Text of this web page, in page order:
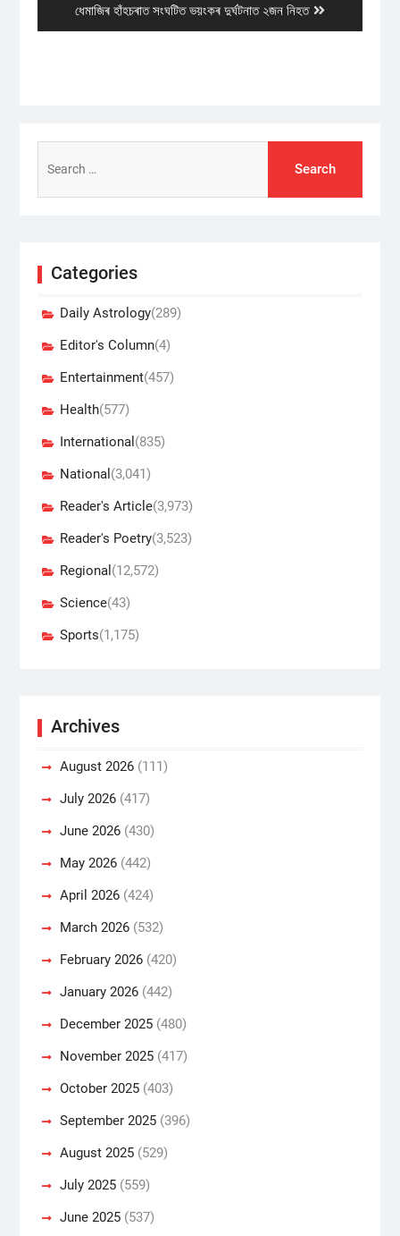
Next
post:
ধেমাজিৰ হাঁহচৰাত সংঘটিত ভয়ংকৰ দুৰ্ঘটনাত ২জন নিহত
for:
Categories
Daily Astrology(289)
Editor's Column(4)
Entertainment(457)
Health(577)
International (835)
National (3,041)
Reader's Article(3,973)
Reader's Poetry(3,523)
Regional (12,572)
Science(43)
Sports(1,175)
Archives
August 2026(111)
July 2026(417)
June 2026(430)
May 2026(442)
April 2026(424)
March 2026(532)
February 2026(420)
January 2026(442)
December 2025(480)
November 2025(417)
October 2025(403)
September 2025(396)
August 2025(529)
July 2025(559)
June 2025(537)